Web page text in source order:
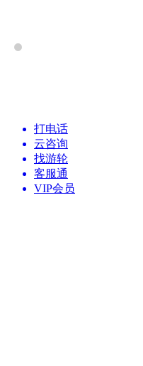
打电话
云咨询
找游轮
客服通
VIP会员